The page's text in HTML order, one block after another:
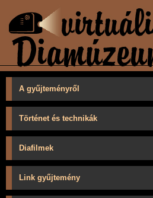
A gyűjteményről
Történet és technikák
Diafilmek
Link gyűjtemény